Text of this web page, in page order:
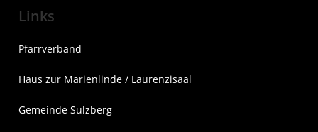
Links
Pfarrverband
Haus zur Marienlinde / Laurenzisaal
Gemeinde Sulzberg